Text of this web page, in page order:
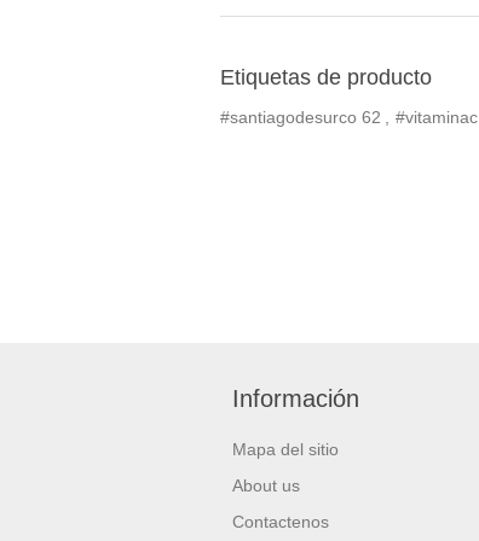
Etiquetas de producto
#santiagodesurco 62 #vitaminac
Información
Mapa del sitio
About us
Contactenos